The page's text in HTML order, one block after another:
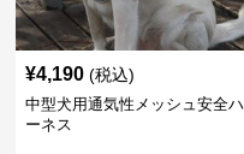
¥4,190 (税込)
中型犬用通気性メッシュ安全ハ
ーネス